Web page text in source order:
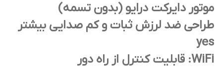
موتور دایرکت درایو (بدون تسمه)
طراحی ضد لرزش ثبات و کم صدایی بیشتر
yes
WiFi: قابلیت کنترل از راه دور